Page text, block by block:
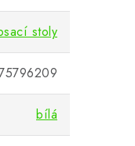
stoly
bílá